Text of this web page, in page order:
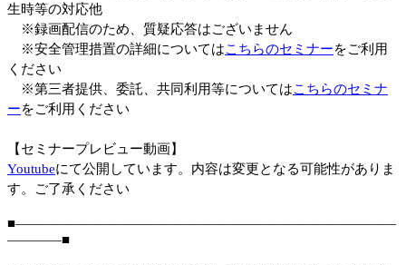
生時等の対応他
※録画配信のため、質疑応答はございません
※安全管理措置の詳細についてはこちらのセミナーをご利用
ください
※第三者提供、委託、共同利用等についてはこちらのセミナ
ーをご利用ください
【セミナープレビュー動画】
Youtubeにて公開しています。内容は変更となる可能性がありま
す。ご了承ください
■――――――――――――――――――――――――――――
――――■